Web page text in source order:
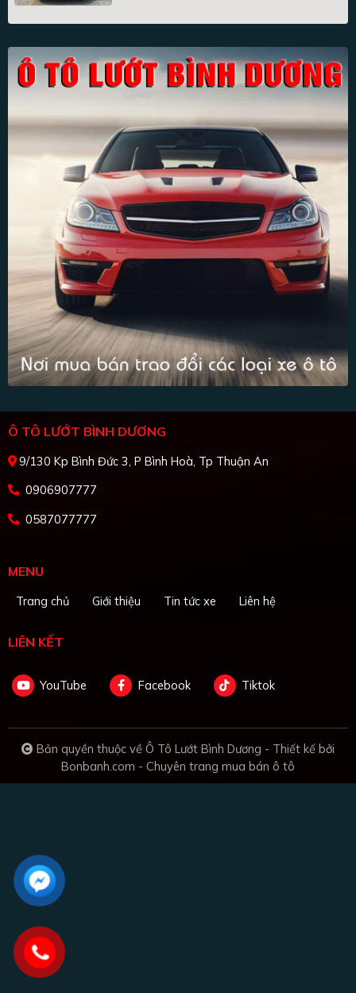
Ô TÔ LƯỚT BÌNH DƯƠNG
9/130 Kp Bình Đức 3, P Bình Hoà, Tp Thuận An
0906907777
0587077777
MENU
Trang chủ Giới thiệu Tin tức xe Liên hệ
LIÊN KẾT
YouTube Facebook Tiktok
Bản quyền thuộc về Ô Tô Lướt Bình Dương - Thiết kế bởi
Bonbanh.com - Chuyên trang mua bán ô tô